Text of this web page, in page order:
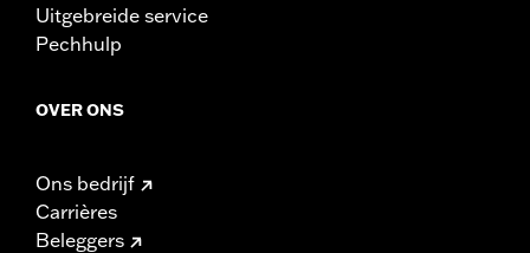
Uitgebreide service
Pechhulp
OVER ONS
Ons bedrijf
Carrières
Beleggers